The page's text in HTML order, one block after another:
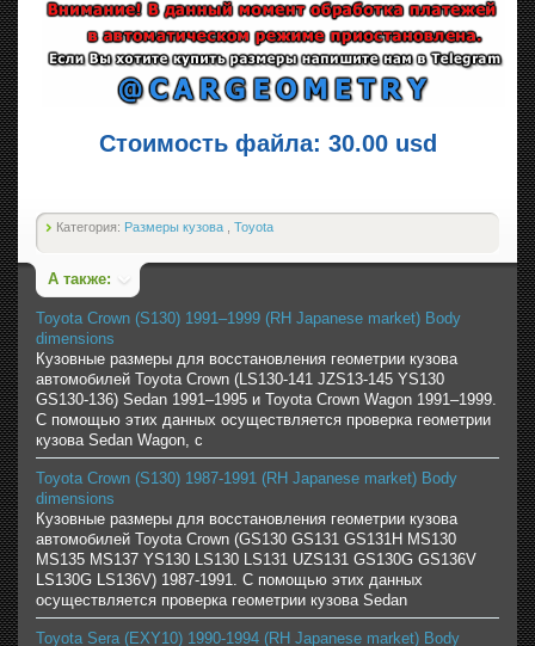
Стоимость файла: 30.00 usd
Категория: Размеры кузова Toyota
А также:
Toyota Crown (S130) 1991–1999 (RH Japanese market) Body
dimensions
Кузовные размеры для восстановления геометрии кузова
автомобилей Toyota Crown (LS130-141 JZS13-145 YS130
GS130-136) Sedan 1991–1995 и Toyota Crown Wagon 1991–1999.
С помощью этих данных осуществляется проверка геометрии
кузова Sedan Wagon, с
Toyota Crown (S130) 1987-1991 (RH Japanese market) Body
dimensions
Кузовные размеры для восстановления геометрии кузова
автомобилей Toyota Crown (GS130 GS131 GS131H MS130
MS135 MS137 YS130 LS130 LS131 UZS131 GS130G GS136V
LS130G LS136V) 1987-1991. С помощью этих данных
осуществляется проверка геометрии кузова Sedan
Toyota Sera (EXY10) 1990-1994 (RH Japanese market) Body